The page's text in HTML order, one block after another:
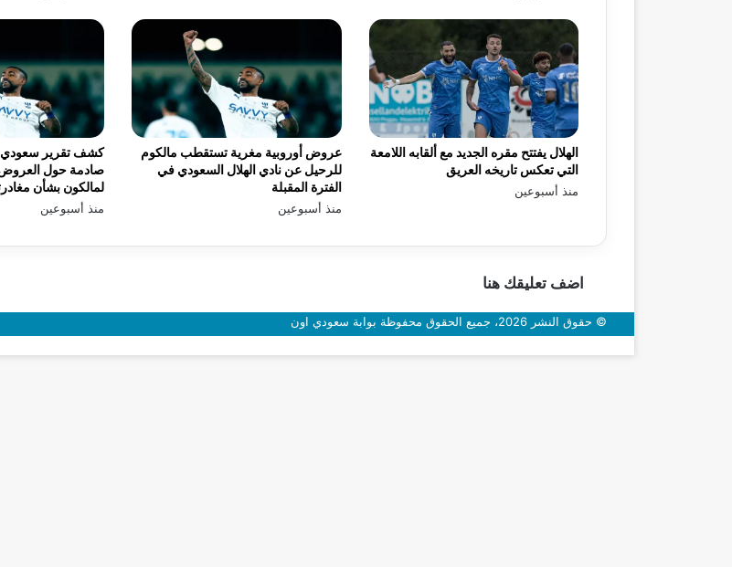
كشف تقرير
صادمة حول العروض
لمالكون بشأن
منذ أسبوعين
عروض أوروبية مغرية تستقطب مالكوم
للرحيل عن نادي الهلال السعودي في
الفترة المقبلة
منذ أسبوعين
الهلال يفتتح مقره الجديد مع ألقابه اللامعة
التي تعكس تاريخه العريق
منذ أسبوعين
اضف تعليقك هنا
© حقوق النشر 2026، جميع الحقوق محفوظة بوابة سعودي اون